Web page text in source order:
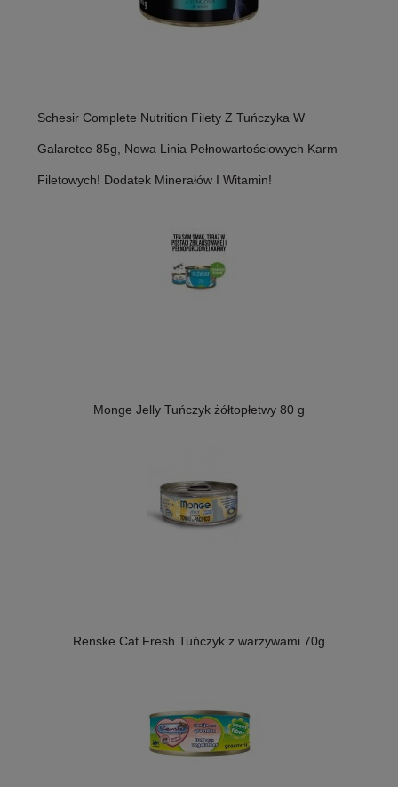
Schesir Complete Nutrition Filety Z Tuńczyka W
Galaretce 85g, Nowa Linia Pełnowartościowych Karm
Filetowych! Dodatek Minerałów I Witamin!
Monge Jelly Tuńczyk żółtopłetwy 80 g
Renske Cat Fresh Tuńczyk z warzywami 70g